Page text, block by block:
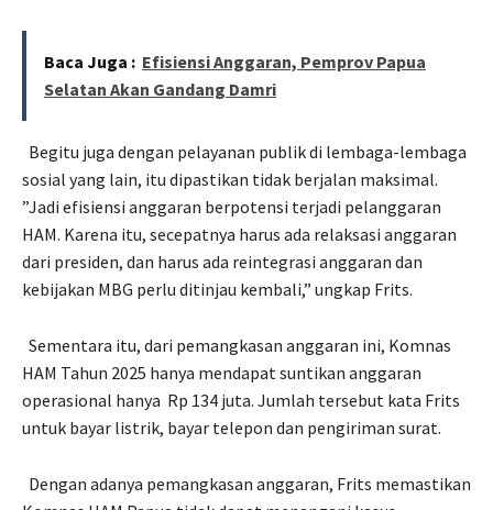
Baca Juga : Efisiensi Anggaran, Pemprov Papua
Selatan Akan Gandang Damri
Begitu juga dengan pelayanan publik di lembaga-lembaga
sosial yang lain, itu dipastikan tidak berjalan maksimal.
”Jadi efisiensi anggaran berpotensi terjadi pelanggaran
HAM. Karena itu, secepatnya harus ada relaksasi anggaran
dari presiden, dan harus ada reintegrasi anggaran dan
kebijakan MBG perlu ditinjau kembali,” ungkap Frits.
Sementara itu, dari pemangkasan anggaran ini, Komnas
HAM Tahun 2025 hanya mendapat suntikan anggaran
operasional hanya Rp 134 juta. Jumlah tersebut kata Frits
untuk bayar listrik, bayar telepon dan pengiriman surat.
Dengan adanya pemangkasan anggaran, Frits memastikan